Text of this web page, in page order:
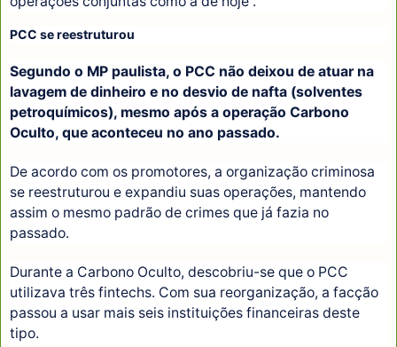
PCC se reestruturou
Segundo o MP paulista, o PCC não deixou de atuar na
lavagem de dinheiro e no desvio de nafta (solventes
petroquímicos), mesmo após a operação Carbono
Oculto, que aconteceu no ano passado.
De acordo com os promotores, a organização criminosa
se reestruturou e expandiu suas operações, mantendo
assim o mesmo padrão de crimes que já fazia no
passado.
Durante a Carbono Oculto, descobriu-se que o PCC
utilizava três fintechs. Com sua reorganização, a facção
passou a usar mais seis instituições financeiras deste
tipo.